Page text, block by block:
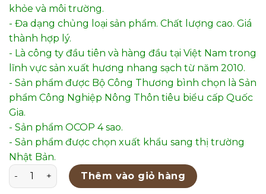
khỏe và môi trường.
- Đa dạng chủng loại sản phẩm. Chất lượng cao. Giá
thành hợp lý.
- Là công ty đầu tiên và hàng đầu tại Việt Nam trong
lĩnh vực sản xuất hương nhang sạch từ năm 2010.
- Sản phẩm được Bộ Công Thương bình chọn là Sản
phẩm Công Nghiệp Nông Thôn tiêu biểu cấp Quốc
Gia.
- Sản phẩm OCOP 4 sao.
- Sản phẩm được chọn xuất khẩu sang thị trường
Nhật Bản.
Thác Khói Phong Thủy Mẫu 40 số lượng
Thêm vào giỏ hàng